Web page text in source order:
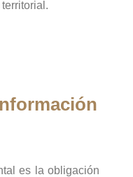
es la obligación